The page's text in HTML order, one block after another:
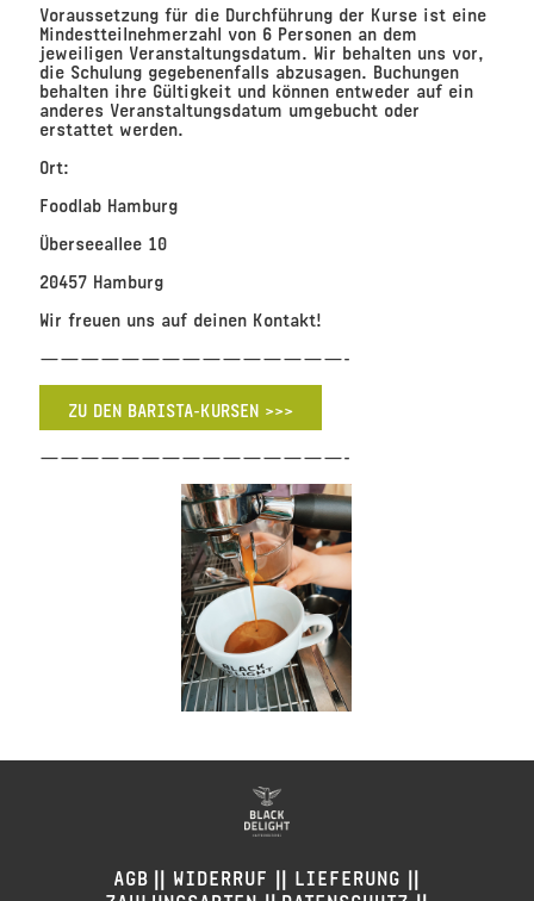
Voraussetzung für die Durchführung der Kurse ist eine
Mindestteilnehmerzahl von 6 Personen an dem
jeweiligen Veranstaltungsdatum. Wir behalten uns vor,
die Schulung gegebenenfalls abzusagen. Buchungen
behalten ihre Gültigkeit und können entweder auf ein
anderes Veranstaltungsdatum umgebucht oder
erstattet werden.
Ort:
Foodlab Hamburg
Überseeallee 10
20457 Hamburg
Wir freuen uns auf deinen Kontakt!
———————————————-
ZU DEN BARISTA-KURSEN >>>
———————————————-
AGB || WIDERRUF || LIEFERUNG ||